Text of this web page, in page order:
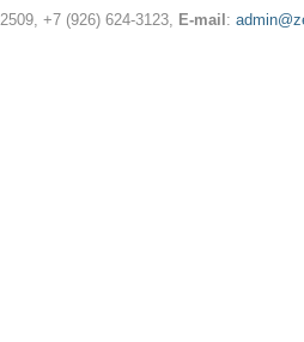
+7 (926) 624-3123, E-mail :